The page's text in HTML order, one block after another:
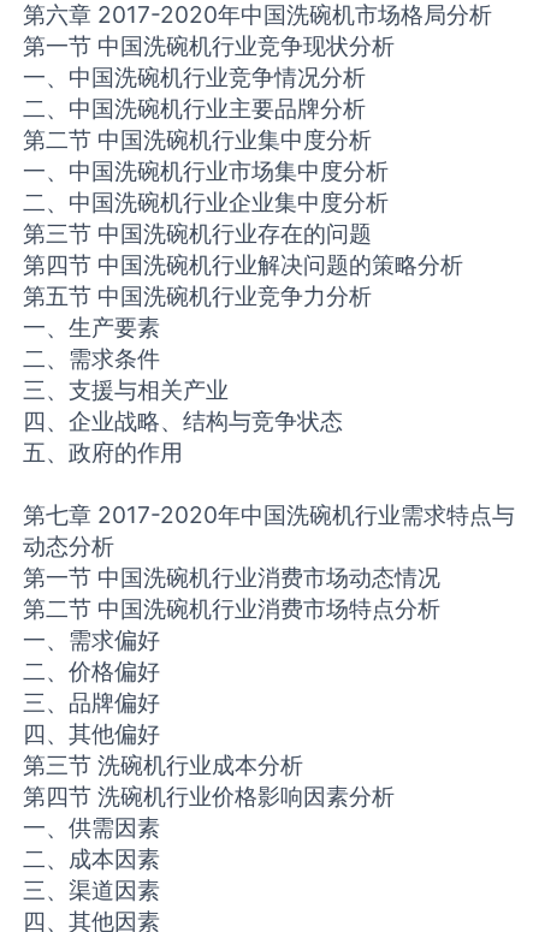
第六章 2017-2020年中国洗碗机市场格局分析
第一节 中国洗碗机行业竞争现状分析
一、中国洗碗机行业竞争情况分析
二、中国洗碗机行业主要品牌分析
第二节 中国洗碗机行业集中度分析
一、中国洗碗机行业市场集中度分析
二、中国洗碗机行业企业集中度分析
第三节 中国洗碗机行业存在的问题
第四节 中国洗碗机行业解决问题的策略分析
第五节 中国洗碗机行业竞争力分析
一、生产要素
二、需求条件
三、支援与相关产业
四、企业战略、结构与竞争状态
五、政府的作用
第七章 2017-2020年中国洗碗机行业需求特点与
动态分析
第一节 中国洗碗机行业消费市场动态情况
第二节 中国洗碗机行业消费市场特点分析
一、需求偏好
二、价格偏好
三、品牌偏好
四、其他偏好
第三节 洗碗机行业成本分析
第四节 洗碗机行业价格影响因素分析
一、供需因素
二、成本因素
三、渠道因素
四、其他因素